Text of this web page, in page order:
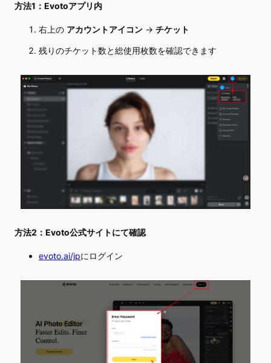
方法1：Evotoアプリ内
右上の アカウントアイコン → チケット
残りのチケット数と総使用枚数を確認できます
方法2：Evoto公式サイトにて確認
evoto.ai/jpにログイン